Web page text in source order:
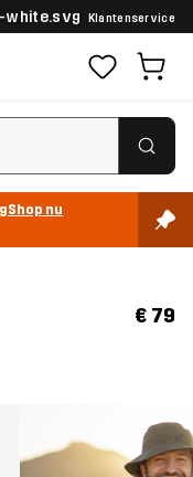
Klantenservice
Shop nu
€ 79